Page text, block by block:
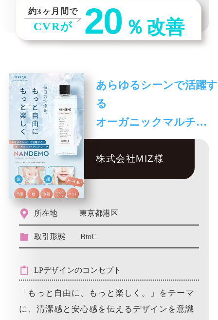
約3ヶ月間で
CVRが 20 ％ 改善
あらゆるシーンで活躍す
る
オーガニックマルチソ
ープ
株式会社MIZ様
所在地 東京都港区
取引形態 BtoC
LPデザインのコンセプト
「もっと自由に、もっと楽しく。」をテーマ
に、清潔感と安心感を伝えるデザインを意識